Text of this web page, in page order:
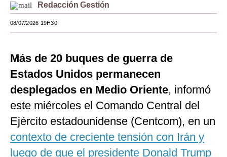
EEUU
México
Tecnología
Club del Suscriptor
Mix
G de Gestión
Redacción Gestión
08/07/2026 19H30
Más de 20 buques de guerra de
Estados Unidos permanecen
desplegados en Medio Oriente, informó
este miércoles el Comando Central del
Ejército estadounidense (Centcom), en un
contexto de creciente tensión con Irán y
luego de que el presidente Donald Trump